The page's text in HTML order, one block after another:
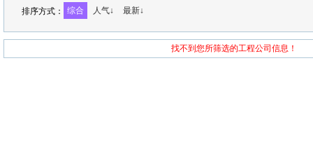
排序方式： 综合 人气↓ 最新↓
找不到您所筛选的工程公司信息！